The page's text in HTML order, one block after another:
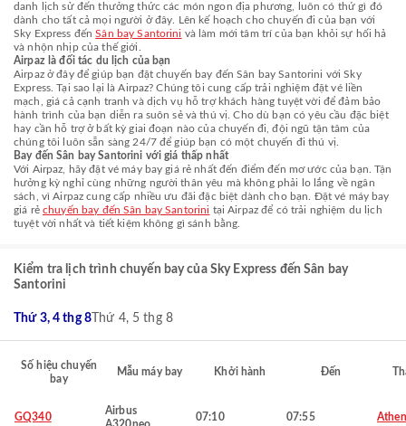
danh lịch sử đến thưởng thức các món ngon địa phương, luôn có thứ gì đó
dành cho tất cả mọi người ở đây. Lên kế hoạch cho chuyến đi của bạn với
Sky Express đếnSân bay Santorini và làm mới tâm trí của bạn khỏi sự hối hả
và nhộn nhịp của thế giới.
Airpaz là đối tác du lịch của bạn
Airpaz ở đây để giúp bạn đặt chuyến bay đến Sân bay Santorini với Sky
Express. Tại sao lại là Airpaz? Chúng tôi cung cấp trải nghiệm đặt vé liền
mạch, giá cả cạnh tranh và dịch vụ hỗ trợ khách hàng tuyệt vời để đảm bảo
hành trình của bạn diễn ra suôn sẻ và thú vị. Cho dù bạn có yêu cầu đặc biệt
hay cần hỗ trợ ở bất kỳ giai đoạn nào của chuyến đi, đội ngũ tận tâm của
chúng tôi luôn sẵn sàng 24/7 để giúp bạn có một chuyến đi thú vị.
Bay đến Sân bay Santorini với giá thấp nhất
Với Airpaz, hãy đặt vé máy bay giá rẻ nhất đến điểm đến mơ ước của bạn. Tận
hưởng kỳ nghỉ cùng những người thân yêu mà không phải lo lắng về ngân
sách, vì Airpaz cung cấp nhiều ưu đãi đặc biệt dành cho bạn. Đặt vé máy bay
giá rẻ chuyến bay đến Sân bay Santorini tại Airpaz để có trải nghiệm du lịch
tuyệt vời nhất và tiết kiệm không gì sánh bằng.
Kiểm tra lịch trình chuyến bay của Sky Express đến Sân bay
Santorini
Thứ 3, 4 thg 8Thứ 4, 5 thg 8
Số hiệu chuyến
bay
Mẫu máy bay Khởi hành Đến
GQ340
Airbus
07:10 07:55